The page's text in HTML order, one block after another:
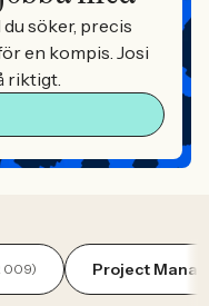
söker, precis
en kompis. Josi
riktigt.
009) Project